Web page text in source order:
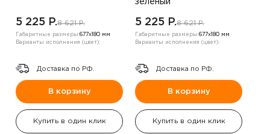
5 225 P.8 621 P.
Габаритные размеры:677х180 мм
Варианты исполнения (цвет):
Доставка по РФ.
В корзину
Купить в один клик
зеленый
5 225 P.8 621 P.
Габаритные размеры:677х180 мм
Варианты исполнения (цвет):
Доставка по РФ.
В корзину
Купить в один клик